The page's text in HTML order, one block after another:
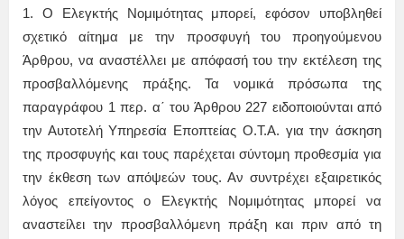
1. Ο Ελεγκτής Νομιμότητας μπορεί, εφόσον υποβληθεί
σχετικό αίτημα με την προσφυγή του προηγούμενου
Άρθρου, να αναστέλλει με απόφασή του την εκτέλεση της
προσβαλλόμενης πράξης. Τα νομικά πρόσωπα της
παραγράφου 1 περ. α΄ του Άρθρου 227 ειδοποιούνται από
την Αυτοτελή Υπηρεσία Εποπτείας Ο.Τ.Α. για την άσκηση
της προσφυγής και τους παρέχεται σύντομη προθεσμία για
την έκθεση των απόψεών τους. Αν συντρέχει εξαιρετικός
λόγος επείγοντος ο Ελεγκτής Νομιμότητας μπορεί να
αναστείλει την προσβαλλόμενη πράξη και πριν από τη